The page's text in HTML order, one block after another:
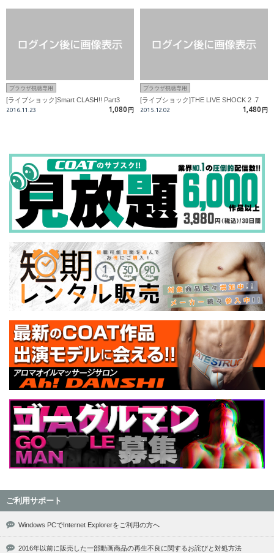
ブラウザ視聴専用
[ライブショック]Smart CLASH!! Part3
2016.11.23 1,080 円
ブラウザ視聴専用
[ライブショック]THE LIVE SHOCK 2 .7
2015.12.02 1,480 円
ご利用サポート
Windows PCでInternet Explorerをご利用の方へ
2016年以前に販売した一部動画商品の再生不良に関するお詫びと対処方法